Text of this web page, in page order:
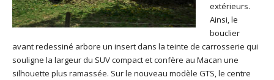
extérieurs.
Ainsi, le
bouclier
avant redessiné arbore un insert dans la teinte de carrosserie qui
souligne la largeur du SUV compact et confère au Macan une
silhouette plus ramassée. Sur le nouveau modèle GTS, le centre